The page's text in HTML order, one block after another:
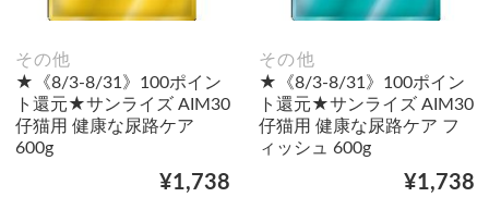
その他
★《8/3-8/31》100ポイン
ト還元★サンライズ AIM30
仔猫用 健康な尿路ケア
600g
¥1,738
その他
★《8/3-8/31》100ポイン
ト還元★サンライズ AIM30
仔猫用 健康な尿路ケア フ
ィッシュ 600g
¥1,738